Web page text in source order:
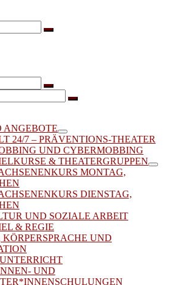
Suchen …
Suchen …
Suchen …
ANGEBOTE
24/7 – PRÄVENTIONS-THEATER
UND CYBERMOBBING
& THEATERGRUPPEN
MONTAG,
DIENSTAG,
UND SOZIALE ARBEIT
& REGIE
KÖRPERSPRACHE UND
UND